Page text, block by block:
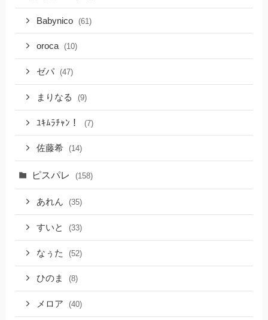
Babynico (61)
oroca (10)
ゼパ (47)
まりなる (9)
ﾕｷﾑﾗﾁｬﾝ！ (7)
佐藤希 (14)
ピスパレ (158)
あれん (35)
すいと (33)
なぅた (52)
ひのま (8)
メロア (40)